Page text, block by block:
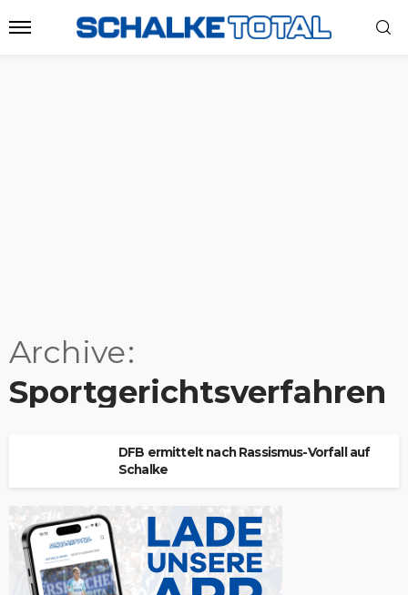
Archive
Sportgerichtsverfahren
DFB ermittelt nach Rassismus-Vorfall auf
Schalke